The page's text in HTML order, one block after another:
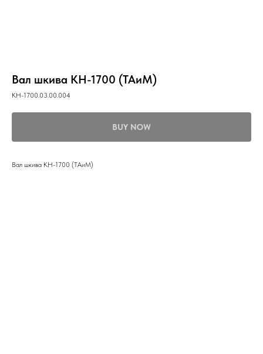
Вал шкива КН-1700 (ТАиМ)
КН-1700.03.00.004
BUY NOW
Вал шкива КН-1700 (ТАиМ)